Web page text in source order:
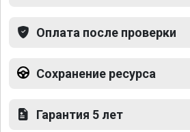
Оплата после проверки
Сохранение ресурса
Гарантия 5 лет